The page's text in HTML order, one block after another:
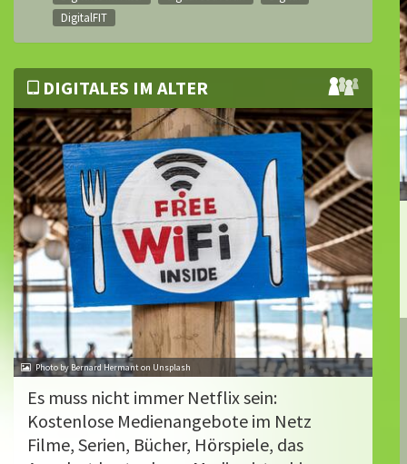
DigitalFIT
DIGITALES IM ALTER
Photo by Bernard Hermant on Unsplash
Es muss nicht immer Netflix sein:
Kostenlose Medienangebote im Netz
Filme, Serien, Bücher, Hörspiele, das